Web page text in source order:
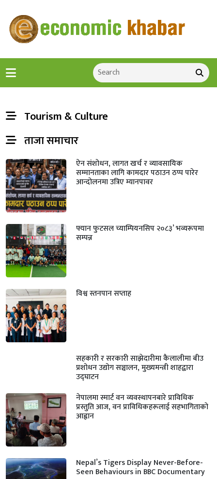
Tourism & Culture
ताजा समाचार
ऐन संशोधन, लागत खर्च र व्यावसायिक
सम्मानताका लागि कामदार पठाउन ठप्प पारेर
आन्दोलनमा उत्रिए म्यानपावर
फ्यान फुटसल च्याम्पियनसिप २०८३’ भव्यरूपमा
सम्पन्न
विश्व स्तनपान सप्ताह
सहकारी र सरकारी साझेदारीमा कैलालीमा बीउ
प्रशोधन उद्योग सञ्चालन, मुख्यमन्त्री शाहद्वारा
उद्घाटन
नेपालमा स्मार्ट वन व्यवस्थापनबारे प्राविधिक
प्रस्तुति आज, वन प्राविधिकहरूलाई सहभागिताको
आह्वान
Nepal’s Tigers Display Never-Before-
Seen Behaviours in BBC Documentary